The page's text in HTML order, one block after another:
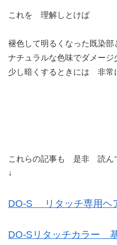
これを 理解しとけば
褪色して明るくなった既染部
ナチュラルな色味でダメージ
少し暗くするときには 非常
これらの記事も 是非 読ん
↓
DO-S リタッチ専用ヘ
DO-Sリタッチカラー